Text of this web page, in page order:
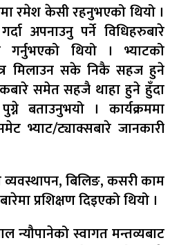
रमेश केसी रहनुभएको थियो ।
अपनाउनु पर्ने विधिहरुबारे
गर्नुभएको थियो । भ्याटको
मिलाउन सके निकै सहज हुने
समेत सहजै थाहा हुने हुँदा
बताउनुभयो । कार्यक्रममा
भ्याट/ट्याक्सबारे जानकारी
बिलिङ, कसरी काम
प्रशिक्षण दिइएको थियो ।
न्यौपानेको स्वागत मन्तव्यबाट